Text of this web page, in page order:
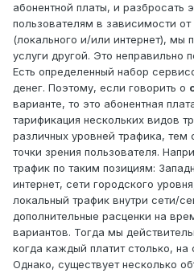
абонентной платы, и разбросать
пользователям в зависимости
(локального и/или интернет), мы
услуги другой. Это неправильно
Есть определенный набор
денег. Поэтому, если говорить о
варианте, то это абонентная
тарификация нескольких видов
различных уровней трафика,
точки зрения пользователя.
трафик по таким позициям:
интернет, сети городского
локальный трафик внутри сети/
дополнительные расценки на
вариантов. Тогда мы
когда каждый платит столько, на
Однако, существует несколько